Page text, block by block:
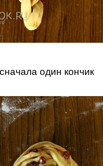
один кончик